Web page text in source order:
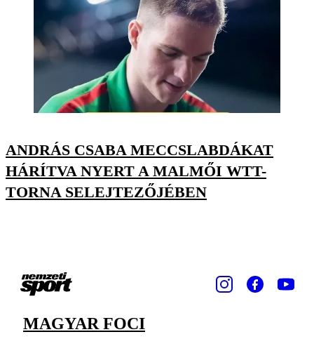
ANDRÁS CSABA MECCSLABDÁKAT
HÁRÍTVA NYERT A MALMŐI WTT-
TORNA SELEJTEZŐJÉBEN
MAGYAR FOCI